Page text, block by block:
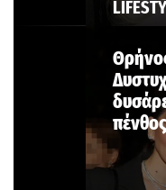
πένθος